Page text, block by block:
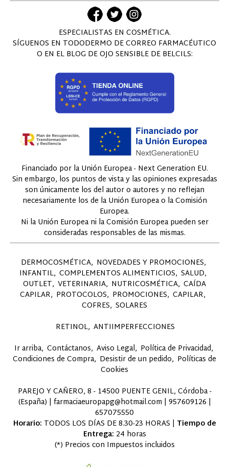
ESPECIALISTAS EN COSMÉTICA.
SÍGUENOS EN TODODERMO DE CORREO FARMACÉUTICO
O EN EL BLOG DE OJO SENSIBLE DE BELCILS:
Financiado por la Unión Europea - Next Generation EU.
Sin embargo, los puntos de vista y las opiniones expresadas
son únicamente los del autor o autores y no reflejan
necesariamente los de la Unión Europea o la Comisión
Europea.
Ni la Unión Europea ni la Comisión Europea pueden ser
consideradas responsables de las mismas.
DERMOCOSMÉTICA NOVEDADES Y PROMOCIONES
INFANTIL COMPLEMENTOS ALIMENTICIOS SALUD
OUTLET VETERINARIA NUTRICOSMÉTICA CAÍDA
CAPILAR PROTOCOLOS PROMOCIONES CAPILAR
COFRES SOLARES
RETINOL ANTIIMPERFECCIONES
Ir arriba Contáctanos Aviso Legal Política de Privacidad
Condiciones de Compra Desistir de un pedido Políticas de
Cookies
PAREJO Y CAÑERO, 8 - 14500 PUENTE GENIL, Córdoba -
(España) | farmaciaeuropapg@hotmail.com | 957609126 |
657075550
Horario: TODOS LOS DÍAS DE 8.30-23 HORAS | Tiempo de
Entrega: 24 horas
(*) Precios con Impuestos incluidos